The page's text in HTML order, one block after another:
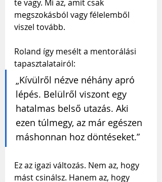
te vagy. Mi az, amit csak
megszokásból vagy félelemből
viszel tovább.
Roland így mesélt a mentorálási
tapasztalatairól:
„Kívülről nézve néhány apró
lépés. Belülről viszont egy
hatalmas belső utazás. Aki
ezen túlmegy, az már egészen
máshonnan hoz döntéseket.”
Ez az igazi változás. Nem az, hogy
mást csinálsz. Hanem az, hogy